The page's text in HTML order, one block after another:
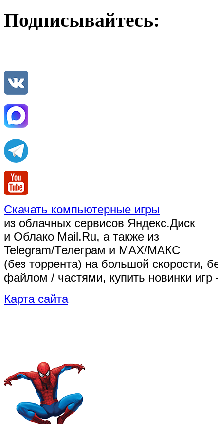
Подписывайтесь:
Скачать компьютерные игры
из облачных сервисов Яндекс.Диск
и Облако Mail.Ru, а также из
Telegram/Телеграм и MAX/МАКС
(без торрента) на большой скорости,
файлом / частями, купить новинки
Карта сайта